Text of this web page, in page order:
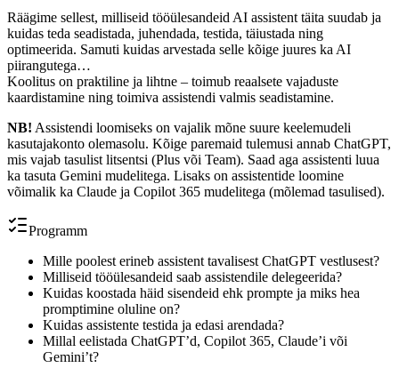
Räägime sellest, milliseid tööülesandeid AI assistent täita suudab ja
kuidas teda seadistada, juhendada, testida, täiustada ning
optimeerida. Samuti kuidas arvestada selle kõige juures ka AI
piirangutega…
Koolitus on praktiline ja lihtne – toimub reaalsete vajaduste
kaardistamine ning toimiva assistendi valmis seadistamine.
NB! Assistendi loomiseks on vajalik mõne suure keelemudeli
kasutajakonto olemasolu. Kõige paremaid tulemusi annab ChatGPT,
mis vajab tasulist litsentsi (Plus või Team). Saad aga assistenti luua
ka tasuta Gemini mudelitega. Lisaks on assistentide loomine
võimalik ka Claude ja Copilot 365 mudelitega (mõlemad tasulised).
Programm
Mille poolest erineb assistent tavalisest ChatGPT vestlusest?
Milliseid tööülesandeid saab assistendile delegeerida?
Kuidas koostada häid sisendeid ehk prompte ja miks hea
promptimine oluline on?
Kuidas assistente testida ja edasi arendada?
Millal eelistada ChatGPT’d, Copilot 365, Claude’i või
Gemini’t?